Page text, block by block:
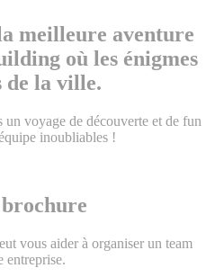
meilleure aventure
où les énigmes
de la ville.
un voyage de découverte et de fun
inoubliables !
vous aider à organiser un team